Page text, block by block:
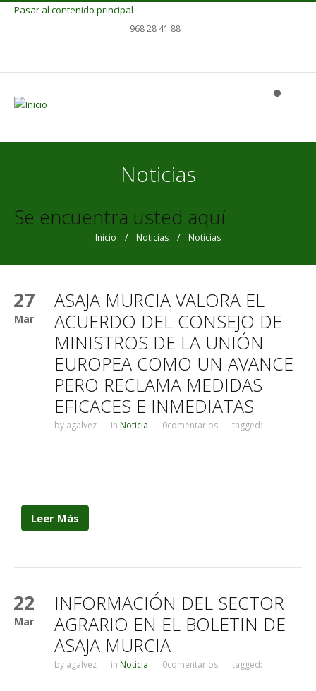
Pasar al contenido principal
968 28 41 88
Noticias
Se encuentra usted aquí
Inicio / Noticias / Noticias
27
Mar
ASAJA MURCIA VALORA EL
ACUERDO DEL CONSEJO DE
MINISTROS DE LA UNIÓN
EUROPEA COMO UN AVANCE
PERO RECLAMA MEDIDAS
EFICACES E INMEDIATAS
by agalvez in Noticia 0comentarios tagged:
Leer Más
22
Mar
INFORMACIÓN DEL SECTOR
AGRARIO EN EL BOLETIN DE
ASAJA MURCIA
by agalvez in Noticia 0comentarios tagged: